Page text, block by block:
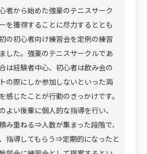
者から始めた強豪のテニスサーク
を獲得することに尽力するととも
の初心者向け練習会を定例の練習
した。強豪のテニスサークルであ
は経験者中心、初心者は飲み会の
の際にしか参加しないといった両
感じたことが行動のきっかけです。
よい後輩に個人的な指導を行い、
み重ねる⇒人数が集まった段階で、
指導してもらう⇒定期的になったと